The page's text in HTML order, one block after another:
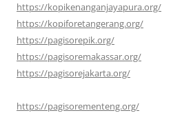
https://kopikenanganjayapura.org/
https://kopiforetangerang.org/
https://pagisorepik.org/
https://pagisoremakassar.org/
https://pagisorejakarta.org/
https://pagisorementeng.org/